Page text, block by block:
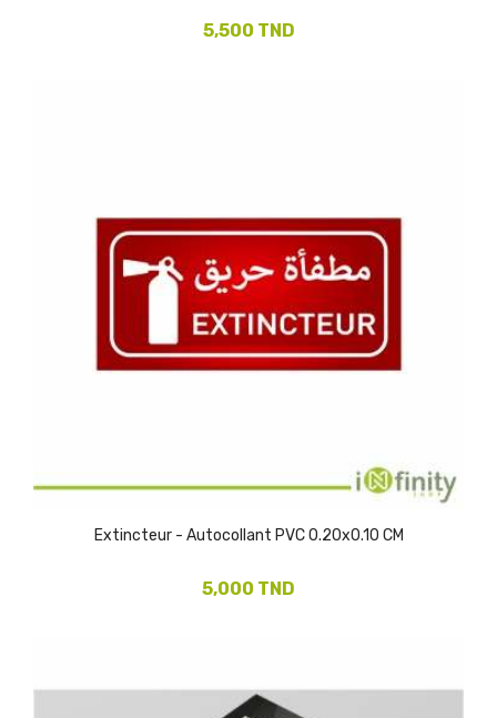
5,500 TND
Extincteur - Autocollant PVC 0.20x0.10 CM
5,000 TND